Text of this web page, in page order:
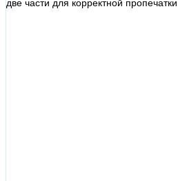
две части для корректной